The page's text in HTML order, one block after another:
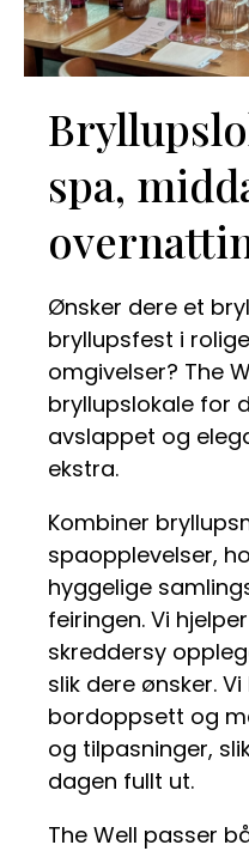
spa,
Ønsker dere et
bryllupsfest i
omgivelser? The
bryllupslokale for
avslappet og
ekstra.
Kombiner
spaopplevelser,
hyggelige
feiringen. Vi
skreddersy
slik dere ønsker.
bordoppsett og
og tilpasninger,
dagen fullt ut.
The Well passer